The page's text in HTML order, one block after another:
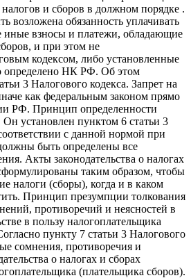
и сборов в должном порядке .
возложена обязанность уплачивать
иные взносы и платежи, обладающие
и при этом не
кодексом, либо установленные
определено НК РФ. Об этом
3 Налогового кодекса. Запрет на
как федеральным законом прямо
РФ. Принцип определенности
Он установлен пунктом 6 статьи 3
с данной нормой при
быть определены все
Акты законодательства о налогах
таким образом, чтобы
налоги (сборы), когда и в каком
Принцип презумпции толкования
противоречий и неясностей в
в пользу налогоплательщика
пункту 7 статьи 3 Налогового
сомнения, противоречия и
о налогах и сборах
(плательщика сборов).